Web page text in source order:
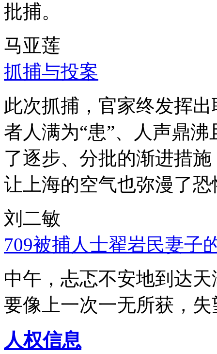
批捕。
马亚莲
抓捕与投案
此次抓捕，官家终发挥
者人满为“患”、人声鼎
了逐步、分批的渐进措
让上海的空气也弥漫了
刘二敏
709被捕人士翟岩民妻子
中午，忐忑不安地到达
要像上一次一无所获，
人权信息